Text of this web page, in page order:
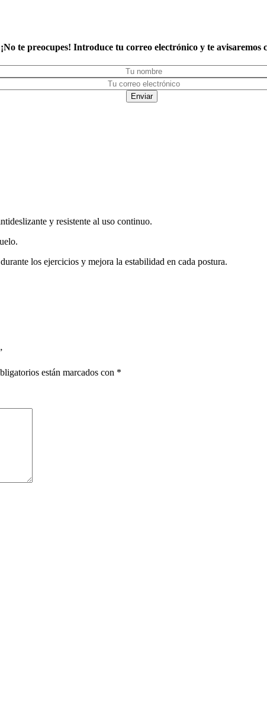
te preocupes! Introduce tu correo electrónico y te avisaremos
Enviar
y resistente al uso continuo.
los ejercicios y mejora la estabilidad en cada postura.
están marcados con *